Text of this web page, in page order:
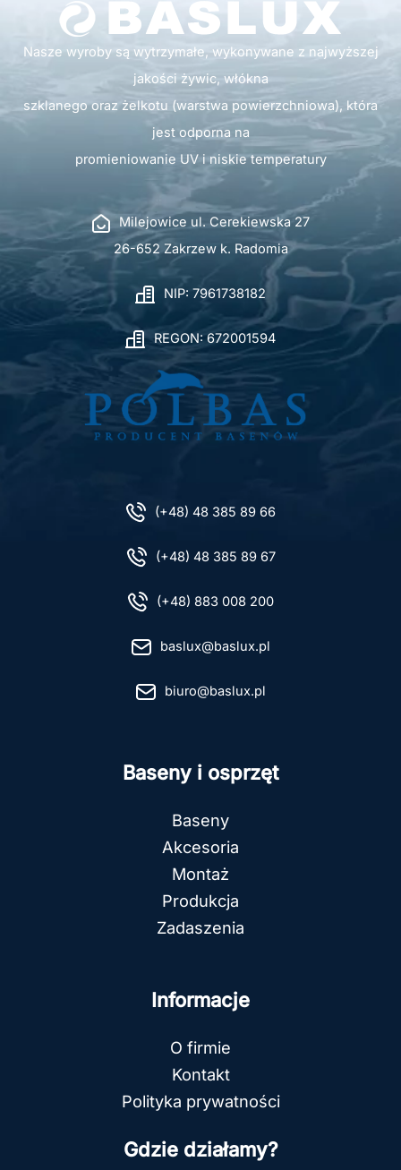
Nasze wyroby są wytrzymałe, wykonywane z najwyższej
jakości żywic, włókna
szklanego oraz żelkotu (warstwa powierzchniowa), która
jest odporna na
promieniowanie UV i niskie temperatury
Milejowice ul. Cerekiewska 27
26-652 Zakrzew k. Radomia
NIP: 7961738182
REGON: 672001594
(+48) 48 385 89 66
(+48) 48 385 89 67
(+48) 883 008 200
baslux@baslux.pl
biuro@baslux.pl
Baseny i osprzęt
Baseny
Akcesoria
Montaż
Produkcja
Zadaszenia
Informacje
O firmie
Kontakt
Polityka prywatności
Gdzie działamy?